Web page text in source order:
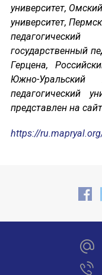
+7 953
университет,
университет,
государственный
Герцена,
Южно-Уральский
педагогический
представлен на
https://